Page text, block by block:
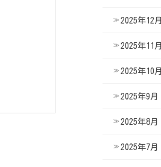
2025年12月
2025年11月
2025年10月
2025年9月
2025年8月
2025年7月